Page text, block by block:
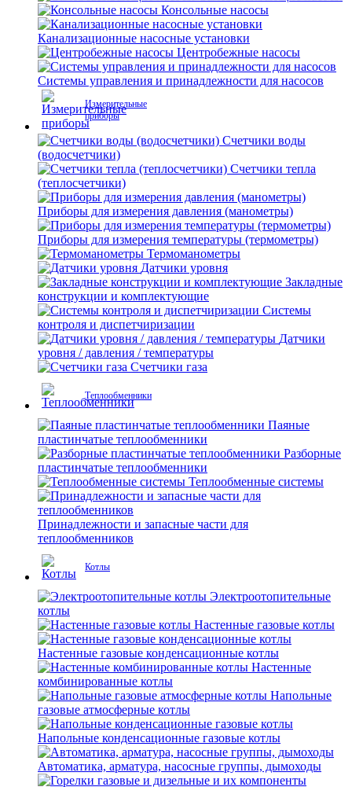
Консольные насосы
Канализационные насосные установки
Центробежные насосы
Системы управления и принадлежности для насосов
Измерительные
приборы
Счетчики воды
(водосчетчики)
Счетчики тепла
(теплосчетчики)
Приборы для измерения давления (манометры)
Приборы для измерения температуры (термометры)
Термоманометры
Датчики уровня
Закладные
конструкции и комплектующие
Системы
контроля и диспетчиризации
Датчики
уровня / давления / температуры
Счетчики газа
Теплообменники
Паяные
пластинчатые теплообменники
Разборные
пластинчатые теплообменники
Теплообменные системы
Принадлежности и запасные части для
теплообменников
Котлы
Электроотопительные
котлы
Настенные газовые котлы
Настенные газовые конденсационные котлы
Настенные
комбинированные котлы
Напольные
газовые атмосферные котлы
Напольные конденсационные газовые котлы
Автоматика, арматура, насосные группы, дымоходы